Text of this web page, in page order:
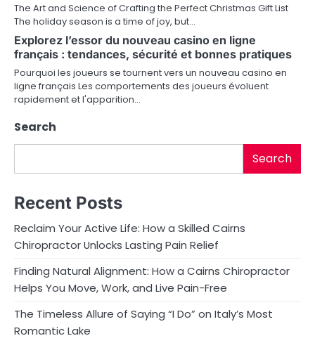
a
t
i
o
The Art and Science of Crafting the Perfect Christmas Gift List
The holiday season is a time of joy, but…
Explorez l’essor du nouveau casino en ligne
français : tendances, sécurité et bonnes pratiques
Pourquoi les joueurs se tournent vers un nouveau casino en
ligne français Les comportements des joueurs évoluent
rapidement et l'apparition…
Search
Search
Recent Posts
Reclaim Your Active Life: How a Skilled Cairns
Chiropractor Unlocks Lasting Pain Relief
Finding Natural Alignment: How a Cairns Chiropractor
Helps You Move, Work, and Live Pain-Free
The Timeless Allure of Saying “I Do” on Italy’s Most
Romantic Lake